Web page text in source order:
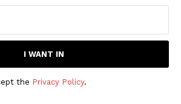
I WANT IN
the Privacy Policy.